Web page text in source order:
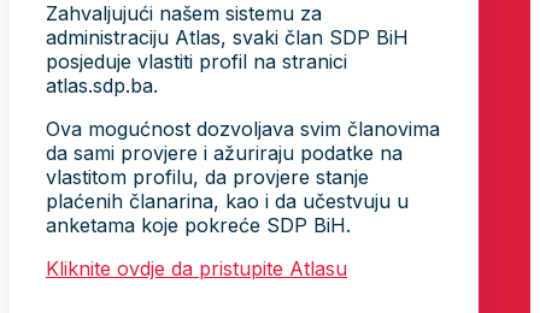
Zahvaljujući našem sistemu za
administraciju Atlas, svaki član SDP BiH
posjeduje vlastiti profil na stranici
atlas.sdp.ba.
Ova mogućnost dozvoljava svim članovima
da sami provjere i ažuriraju podatke na
vlastitom profilu, da provjere stanje
plaćenih članarina, kao i da učestvuju u
anketama koje pokreće SDP BiH.
Kliknite ovdje da pristupite Atlasu